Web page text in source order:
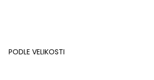
PODLE VELIKOSTI